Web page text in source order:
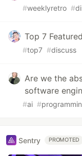
#weeklyretro #
Top 7
#top7 #discuss
Are we the
software
#ai #
Sentry PROMOTED